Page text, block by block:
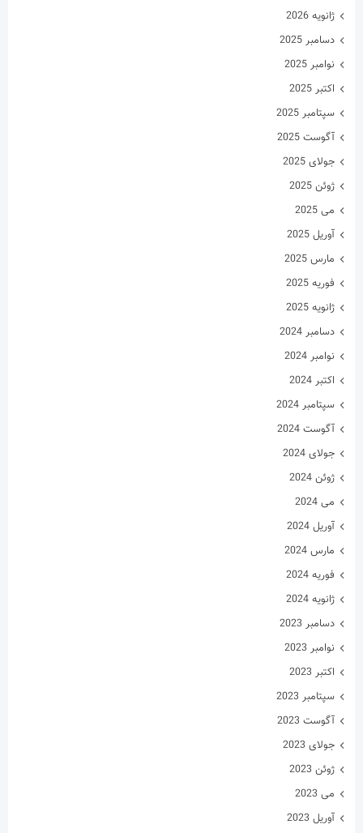
ژانویه 2026
دسامبر 2025
نوامبر 2025
اکتبر 2025
سپتامبر 2025
آگوست 2025
جولای 2025
ژوئن 2025
می 2025
آوریل 2025
مارس 2025
فوریه 2025
ژانویه 2025
دسامبر 2024
نوامبر 2024
اکتبر 2024
سپتامبر 2024
آگوست 2024
جولای 2024
ژوئن 2024
می 2024
آوریل 2024
مارس 2024
فوریه 2024
ژانویه 2024
دسامبر 2023
نوامبر 2023
اکتبر 2023
سپتامبر 2023
آگوست 2023
جولای 2023
ژوئن 2023
می 2023
آوریل 2023